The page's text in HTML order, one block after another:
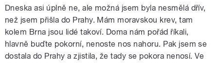
Dneska asi úplně ne, ale možná jsem byla nesmělá dřív,
než jsem přišla do Prahy. Mám moravskou krev, tam
kolem Brna jsou lidé takoví. Doma nám pořád říkali,
hlavně buďte pokorní, nenoste nos nahoru. Pak jsem se
dostala do Prahy a zjistila, že tady se pokora nenosí. Ve